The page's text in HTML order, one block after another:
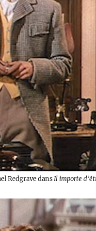
Redgrave dans Il importe